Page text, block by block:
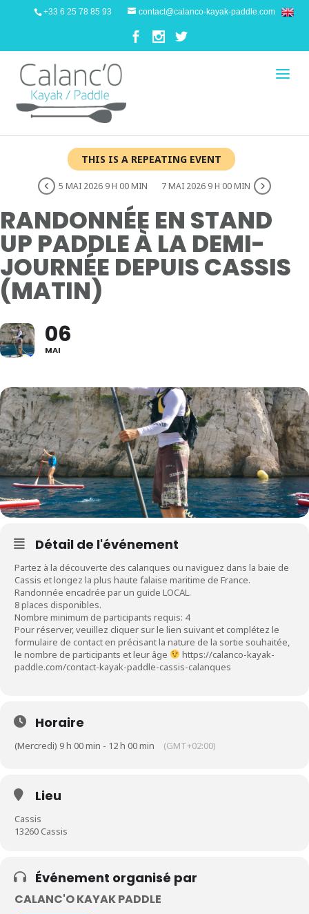
+33 6 25 78 85 93 contact@calanco-kayak-paddle.com
THIS IS A REPEATING EVENT
5 MAI 2026 9 H 00 MIN 7 MAI 2026 9 H 00 MIN
RANDONNÉE EN STAND
UP PADDLE À LA DEMI-
JOURNÉE DEPUIS CASSIS
(MATIN)
06
MAI
Détail de l'événement
Partez à la découverte des calanques ou naviguez dans la baie de
Cassis et longez la plus haute falaise maritime de France.
Randonnée encadrée par un guide LOCAL.
8 places disponibles.
Nombre minimum de participants requis: 4
Pour réserver, veuillez cliquer sur le lien suivant et complétez le
formulaire de contact en précisant la nature de la sortie souhaitée,
le nombre de participants et leur âge
https://calanco-kayak-
paddle.com/contact-kayak-paddle-cassis-calanques
Horaire
(Mercredi) 9 h 00 min - 12 h 00 min (GMT+02:00)
Lieu
Cassis
13260 Cassis
Événement organisé par
CALANC'O KAYAK PADDLE